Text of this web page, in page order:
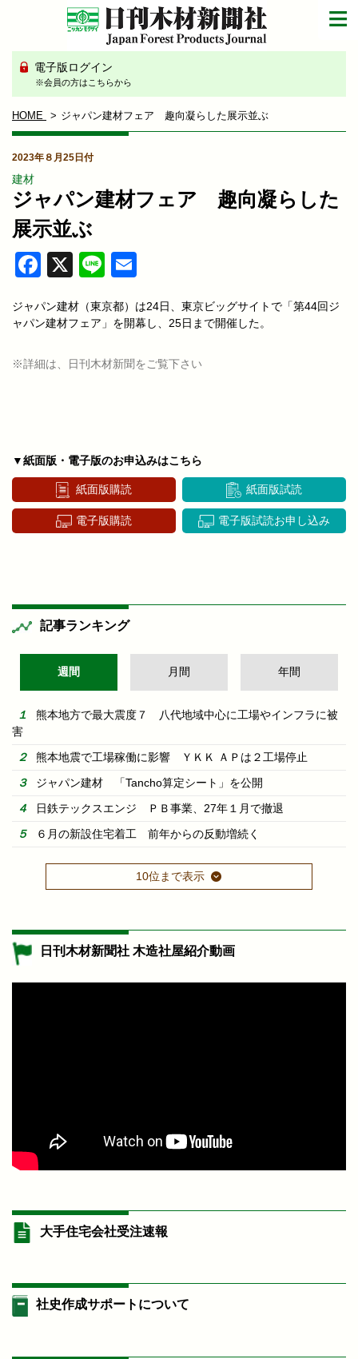
電子版ログイン
※会員の方はこちらから
HOME ジャパン建材フェア 趣向凝らした展示並ぶ
2023年８月25日付
建材
ジャパン建材フェア 趣向凝らした
展示並ぶ
Facebook
X Line
ジャパン建材（東京都）は24日、東京ビッグサイトで「第44回ジ
ャパン建材フェア」を開幕し、25日まで開催した。
※詳細は、日刊木材新聞をご覧下さい
▼紙面版・電子版のお申込みはこちら
紙面版購読 紙面版試読
電子版購読 電子版試読お申し込み
記事ランキング
週間 月間 年間
熊本地方で最大震度７ 八代地域中心に工場やインフラに被
害
熊本地震で工場稼働に影響 ＹＫＫ ＡＰは２工場停止
ジャパン建材 「Tancho算定シート」を公開
日鉄テックスエンジ ＰＢ事業、27年１月で撤退
６月の新設住宅着工 前年からの反動増続く
10位まで表示
日刊木材新聞社 木造社屋紹介動画
大手住宅会社受注速報
社史作成サポートについて